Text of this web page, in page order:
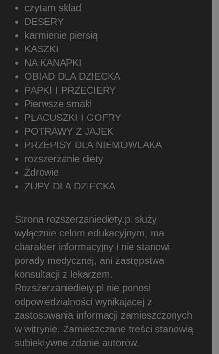
czytam skład
DESERY
karmienie piersią
KASZKI
NA KANAPKI
OBIAD DLA DZIECKA
PAPKI I PRZECIERY
Pierwsze smaki
PLACUSZKI I GOFRY
POTRAWY Z JAJEK
PRZEPISY DLA NIEMOWLAKA
rozszerzanie diety
Zdrowie
ZUPY DLA DZIECKA
Strona rozszerzaniediety.pl służy
wyłącznie celom edukacyjnym, ma
charakter informacyjny i nie stanowi
porady medycznej, ani zastępstwa
konsultacji z lekarzem.
Rozszerzaniediety.pl nie ponosi
odpowiedzialności wynikającej z
zastosowania informacji zamieszczonych
w witrynie. Zamieszczane treści stanowią
subiektywne zdanie autorów.